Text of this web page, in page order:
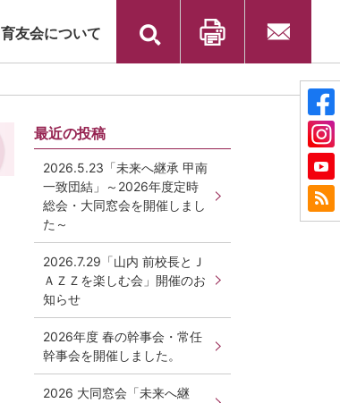
育友会について
検
わせ
最近の投稿
2026.5.23「未来へ継承 甲南
一致団結」～2026年度定時
総会・大同窓会を開催しまし
た～
2026.7.29「山内 前校長とＪ
ＡＺＺを楽しむ会」開催のお
知らせ
2026年度 春の幹事会・常任
幹事会を開催しました。
2026 大同窓会「未来へ継